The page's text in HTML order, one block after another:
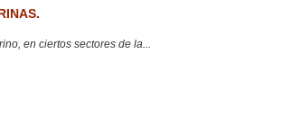
en ciertos sectores de la...